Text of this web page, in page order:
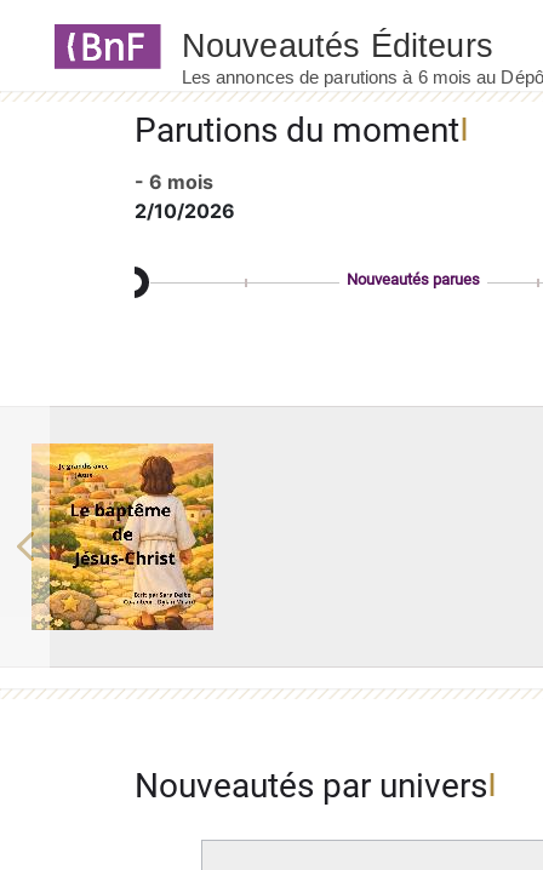
Parutions du moment
- 6 mois
2/10/2026
Nouveautés parues
Previous
Nouveautés par univers